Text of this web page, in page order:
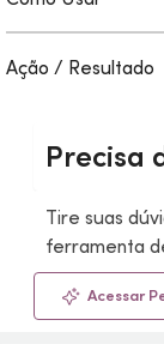
Ação / Resultado
Precisa
Tire suas
ferramenta
Acessar